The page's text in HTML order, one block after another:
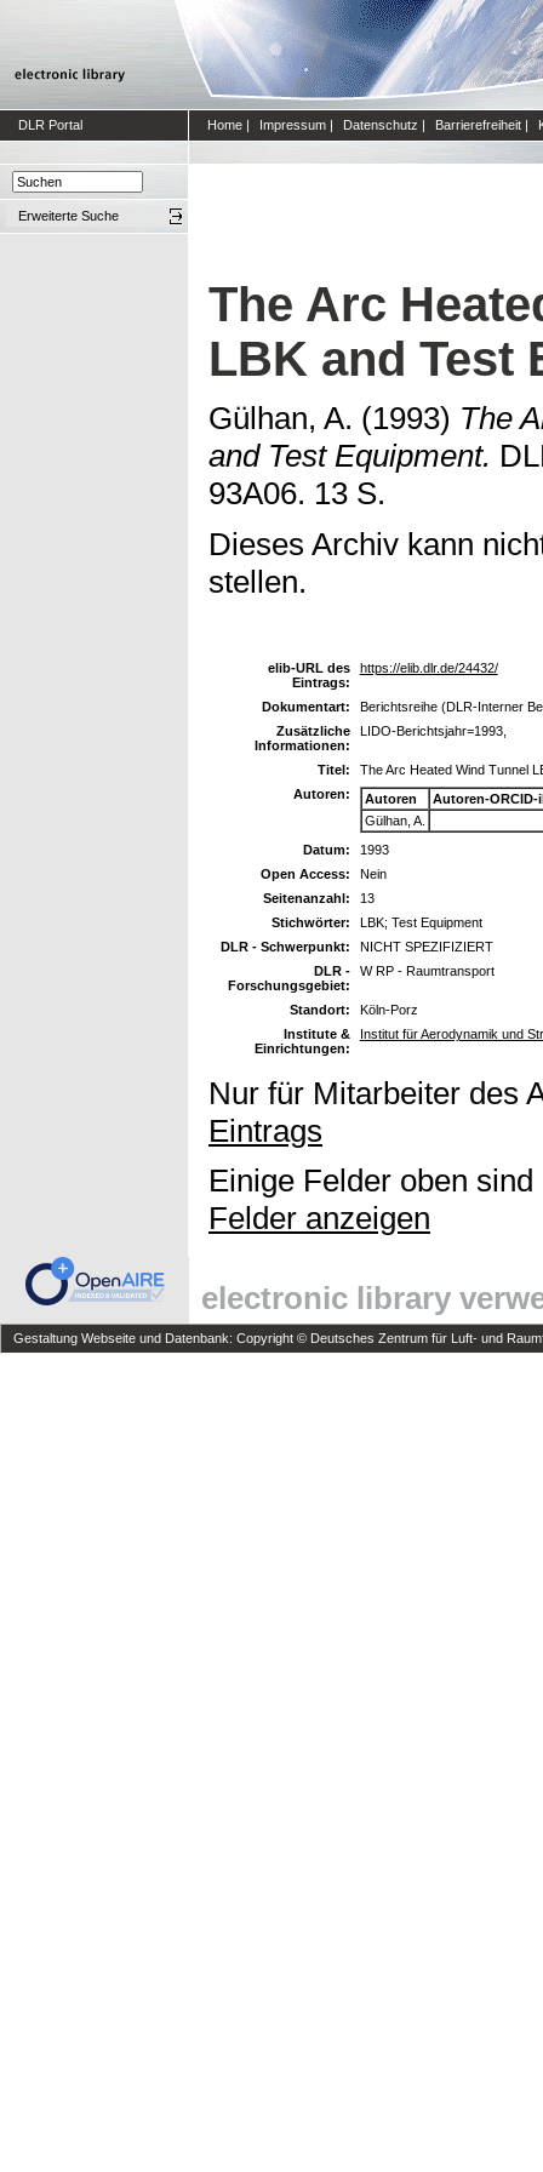
DLR Portal Home | Impressum | Datenschutz | Barrierefreiheit |
Erweiterte Suche
The Arc
LBK and Test
Gülhan, A. (1993) The
and Test Equipment.
93A06. 13 S.
Dieses Archiv kann
stellen.
elib-URL des
Eintrags:
https://elib.dlr.de/24432/
Dokumentart:
Berichtsreihe (DLR-Interner
Zusätzliche
Informationen:
LIDO-Berichtsjahr=1993,
Titel:
The Arc Heated Wind Tunnel
Autoren:
Autoren
Autoren-ORCID-
Gülhan, A.
Datum:
1993
Open Access:
Nein
Seitenanzahl:
13
Stichwörter:
LBK; Test Equipment
DLR - Schwerpunkt:
NICHT SPEZIFIZIERT
DLR -
Forschungsgebiet:
W RP - Raumtransport
Standort:
Köln-Porz
Institute &
Einrichtungen:
Institut für Aerodynamik und
Nur für Mitarbeiter des
Eintrags
Einige Felder oben
Felder anzeigen
electronic library
Gestaltung Webseite und Datenbank: Copyright © Deutsches Zentrum für Luft- und